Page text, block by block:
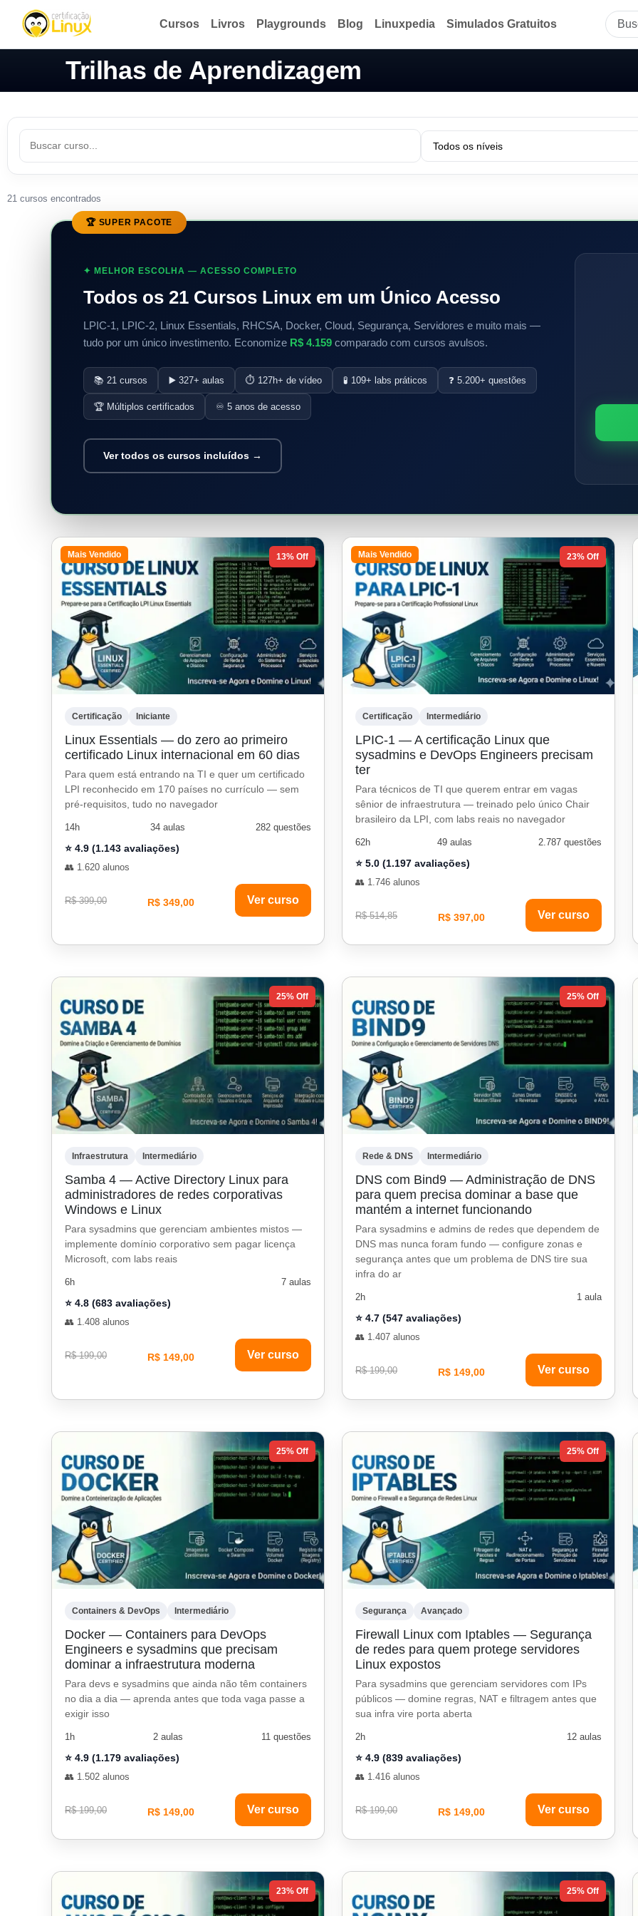
Cursos Livros Playgrounds Blog Linuxpedia Simulados Gratuitos
Trilhas de Aprendizagem
21 cursos encontrados
🏆 SUPER PACOTE
✦ MELHOR ESCOLHA — ACESSO COMPLETO
Todos os 21 Cursos Linux em um Único Acesso
LPIC-1, LPIC-2, Linux Essentials, RHCSA, Docker, Cloud, Segurança, Servidores e muito mais —
tudo por um único investimento. Economize R$ 4.159 comparado com cursos avulsos.
📚 21 cursos ▶️ 327+ aulas ⏱️ 127h+ de vídeo 🧪 109+ labs práticos ❓ 5.200+ questões
🏆 Múltiplos certificados ♾️ 5 anos de acesso
Ver todos os cursos incluídos →
Mais Vendido 13% Off
Certificação Iniciante
Linux Essentials — do zero ao primeiro
certificado Linux internacional em 60 dias
Para quem está entrando na TI e quer um certificado
LPI reconhecido em 170 países no currículo — sem
pré-requisitos, tudo no navegador
14h 34 aulas 282 questões
⭐ 4.9 (1.143 avaliações)
👥 1.620 alunos
R$ 399,00 R$ 349,00 Ver curso
Mais Vendido 23% Off
Certificação Intermediário
LPIC-1 — A certificação Linux que
sysadmins e DevOps Engineers precisam
ter
Para técnicos de TI que querem entrar em vagas
sênior de infraestrutura — treinado pelo único Chair
brasileiro da LPI, com labs reais no navegador
62h 49 aulas 2.787 questões
⭐ 5.0 (1.197 avaliações)
👥 1.746 alunos
R$ 514,85 R$ 397,00 Ver curso
25% Off
Infraestrutura Intermediário
Samba 4 — Active Directory Linux para
administradores de redes corporativas
Windows e Linux
Para sysadmins que gerenciam ambientes mistos —
implemente domínio corporativo sem pagar licença
Microsoft, com labs reais
6h 7 aulas
⭐ 4.8 (683 avaliações)
👥 1.408 alunos
R$ 199,00 R$ 149,00 Ver curso
25% Off
Rede & DNS Intermediário
DNS com Bind9 — Administração de DNS
para quem precisa dominar a base que
mantém a internet funcionando
Para sysadmins e admins de redes que dependem de
DNS mas nunca foram fundo — configure zonas e
segurança antes que um problema de DNS tire sua
infra do ar
2h 1 aula
⭐ 4.7 (547 avaliações)
👥 1.407 alunos
R$ 199,00 R$ 149,00 Ver curso
25% Off
Containers & DevOps Intermediário
Docker — Containers para DevOps
Engineers e sysadmins que precisam
dominar a infraestrutura moderna
Para devs e sysadmins que ainda não têm containers
no dia a dia — aprenda antes que toda vaga passe a
exigir isso
1h 2 aulas 11 questões
⭐ 4.9 (1.179 avaliações)
👥 1.502 alunos
R$ 199,00 R$ 149,00 Ver curso
25% Off
Segurança Avançado
Firewall Linux com Iptables — Segurança
de redes para quem protege servidores
Linux expostos
Para sysadmins que gerenciam servidores com IPs
públicos — domine regras, NAT e filtragem antes que
sua infra vire porta aberta
2h 12 aulas
⭐ 4.9 (839 avaliações)
👥 1.416 alunos
R$ 199,00 R$ 149,00 Ver curso
23% Off 25% Off